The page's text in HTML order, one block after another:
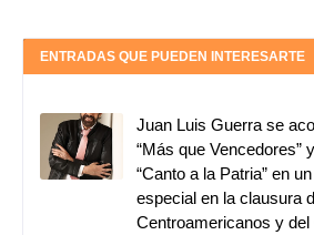
ENTRADAS QUE PUEDEN INTERESARTE
Juan Luis Guerra se
“Más que Vencedores”
“Canto a la Patria” en
especial en la clausura
Centroamericanos y